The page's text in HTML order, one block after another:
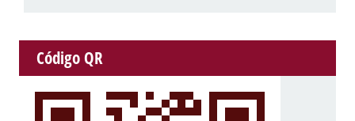
Código QR